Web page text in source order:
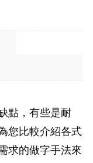
點，有些是耐
您比較介紹各式
求的做字手法來